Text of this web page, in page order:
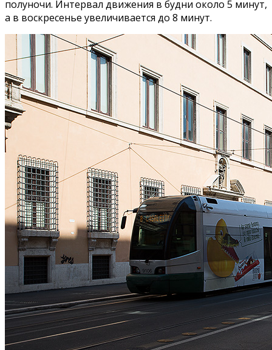
полуночи. Интервал движения в будни около 5 минут,
а в воскресенье увеличивается до 8 минут.